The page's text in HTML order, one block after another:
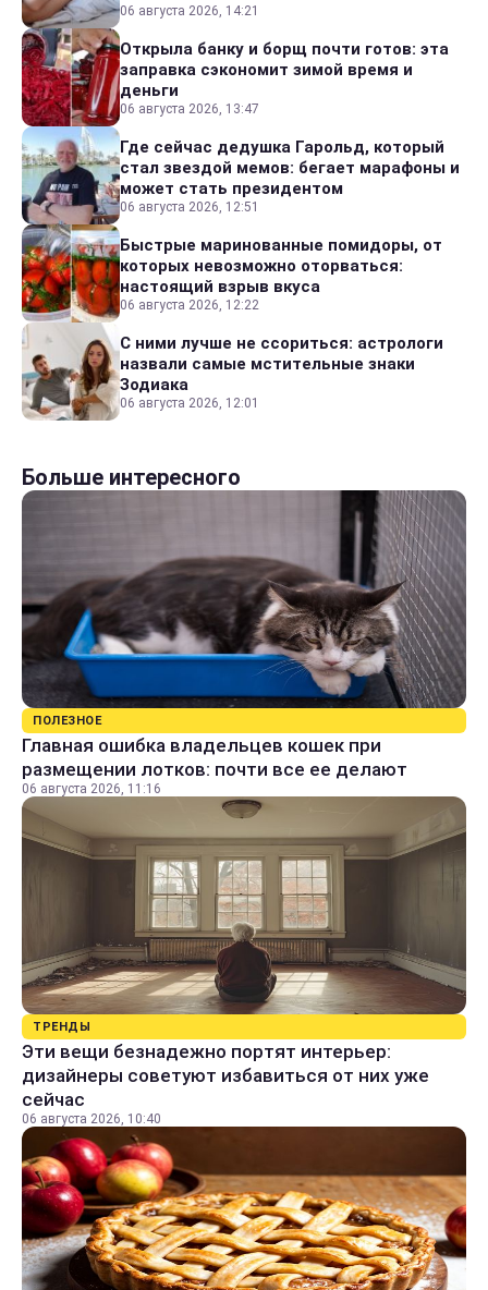
06 августа 2026, 14:21
Открыла банку и борщ почти готов: эта
заправка сэкономит зимой время и
деньги
06 августа 2026, 13:47
Где сейчас дедушка Гарольд, который
стал звездой мемов: бегает марафоны и
может стать президентом
06 августа 2026, 12:51
Быстрые маринованные помидоры, от
которых невозможно оторваться:
настоящий взрыв вкуса
06 августа 2026, 12:22
С ними лучше не ссориться: астрологи
назвали самые мстительные знаки
Зодиака
06 августа 2026, 12:01
Больше интересного
ПОЛЕЗНОЕ
Главная ошибка владельцев кошек при
размещении лотков: почти все ее делают
06 августа 2026, 11:16
ТРЕНДЫ
Эти вещи безнадежно портят интерьер:
дизайнеры советуют избавиться от них уже
сейчас
06 августа 2026, 10:40